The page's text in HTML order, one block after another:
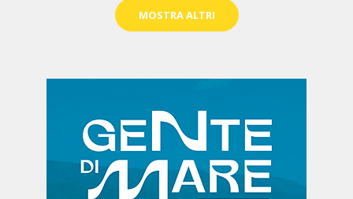
MOSTRA ALTRI